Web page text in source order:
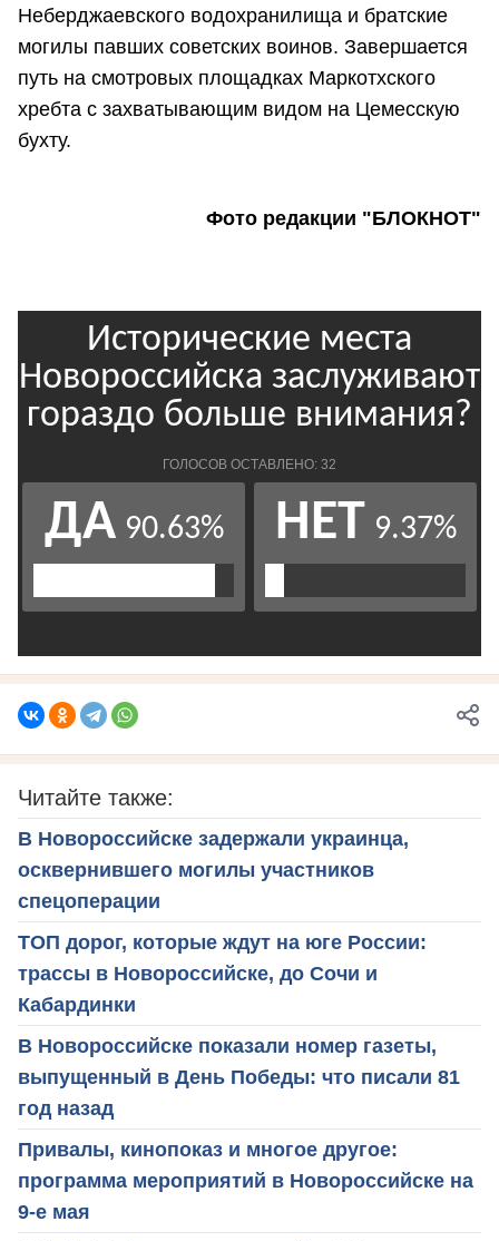
Неберджаевского водохранилища и братские
могилы павших советских воинов. Завершается
путь на смотровых площадках Маркотхского
хребта с захватывающим видом на Цемесскую
бухту.
Фото редакции "БЛОКНОТ"
Читайте также:
В Новороссийске задержали украинца,
осквернившего могилы участников
спецоперации
ТОП дорог, которые ждут на юге России:
трассы в Новороссийске, до Сочи и
Кабардинки
В Новороссийске показали номер газеты,
выпущенный в День Победы: что писали 81
год назад
Привалы, кинопоказ и многое другое:
программа мероприятий в Новороссийске на
9-е мая